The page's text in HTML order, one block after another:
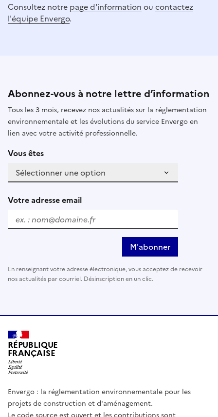
Consultez notre page d'information ou contactez
l'équipe Envergo.
Abonnez-vous à notre lettre d’information
Tous les 3 mois, recevez nos actualités sur la réglementation
environnementale et les évolutions du service Envergo en
lien avec votre activité professionnelle.
Vous êtes
Votre adresse email
M'abonner
En renseignant votre adresse électronique, vous acceptez de recevoir
nos actualités par courriel. Désinscription en un clic.
RÉPUBLIQUE
FRANÇAISE
Envergo : la réglementation environnementale pour les
projets de construction et d'aménagement.